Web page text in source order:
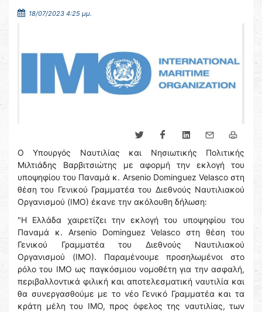
18/07/2023 4:25 μμ.
Ο Υπουργός Ναυτιλίας και Νησιωτικής Πολιτικής
Μιλτιάδης Βαρβιτσιώτης με αφορμή την εκλογή του
υποψηφίου του Παναμά κ. Arsenio Dominguez Velasco στη
θέση του Γενικού Γραμματέα του Διεθνούς Ναυτιλιακού
Οργανισμού (ΙΜΟ) έκανε την ακόλουθη δήλωση:
"Η Ελλάδα χαιρετίζει την εκλογή του υποψηφίου του
Παναμά κ. Arsenio Dominguez Velasco στη θέση του
Γενικού Γραμματέα του Διεθνούς Ναυτιλιακού
Οργανισμού (ΙΜΟ). Παραμένουμε προσηλωμένοι στο
ρόλο του ΙΜΟ ως παγκόσμιου νομοθέτη για την ασφαλή,
περιβαλλοντικά φιλική και αποτελεσματική ναυτιλία και
θα συνεργασθούμε με το νέο Γενικό Γραμματέα και τα
κράτη μέλη του ΙΜΟ, προς όφελος της ναυτιλίας, των